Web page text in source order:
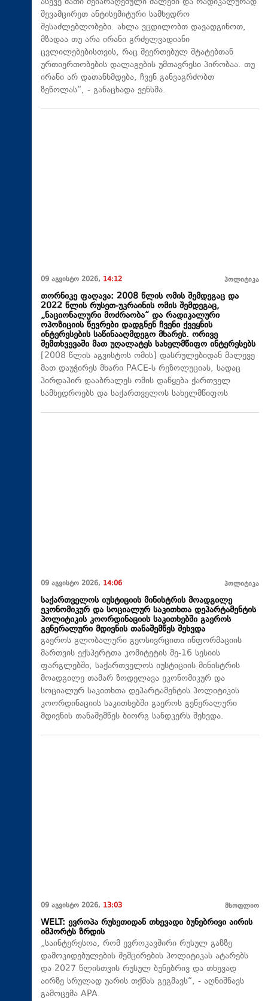
შევამცირეთ ანტისემიტური სამხედრო
შესაძლებლობები. ახლა ვცდილობთ დავადგინოთ,
მზადაა თუ არა ირანი გრძელვადიანი
ცვლილებებისთვის, რაც შეერთებულ შტატებთან
ურთიერთობების დალაგების უმთავრესი პირობაა. თუ
ირანი არ დათანხმდება, ჩვენ განვაგრძობთ
ზეწოლას“, - განაცხადა ვენსმა.
09 აგვისტო 2026, 14:12 პოლიტიკა
თორნიკე ფაღავა: 2008 წლის ომის შემდეგაც და
2022 წლის რუსეთ-უკრაინის ომის შემდეგაც,
„ნაციონალური მოძრაობა“ და რადიკალური
ოპოზიციის წევრები დადგნენ ჩვენი ქვეყნის
ინტერესების საწინააღმდეგო მხარეს. ორივე
შემთხვევაში მათ უღალატეს სახელმწიფო ინტერესებს
[2008 წლის აგვისტოს ომის] დასრულებიდან მალევე
მათ დაუჭირეს მხარი PACE-ს რეზოლუციას, სადაც
პირდაპირ დააბრალეს ომის დაწყება ქართველ
სამხედროებს და საქართველოს სახელმწიფოს
09 აგვისტო 2026, 14:06 პოლიტიკა
საქართველოს იუსტიციის მინისტრის მოადგილე
ეკონომიკურ და სოციალურ საკითხთა დეპარტამენტის
პოლიტიკის კოორდინაციის საკითხებში გაეროს
გენერალური მდივნის თანაშემწეს შეხვდა
გაეროს გლობალური გეოსივრცითი ინფორმაციის
მართვის ექსპერტთა კომიტეტის მე-16 სესიის
ფარგლებში, საქართველოს იუსტიციის მინისტრის
მოადგილე თამარ ზოდელავა ეკონომიკურ და
სოციალურ საკითხთა დეპარტამენტის პოლიტიკის
კოორდინაციის საკითხებში გაეროს გენერალური
მდივნის თანაშემწეს ბიორგ სანდკერს შეხვდა.
09 აგვისტო 2026, 13:03 მსოფლიო
WELT: ევროპა რუსეთიდან თხევადი ბუნებრივი აირის
იმპორტს ზრდის
„საინტერესოა, რომ ევროკავშირი რუსულ გაზზე
დამოკიდებულების შემცირების პოლიტიკას ატარებს
და 2027 წლისთვის რუსულ ბუნებრივ და თხევად
აირზე სრულად უარის თქმას გეგმავს“, - აღნიშნავს
გამოცემა APA.